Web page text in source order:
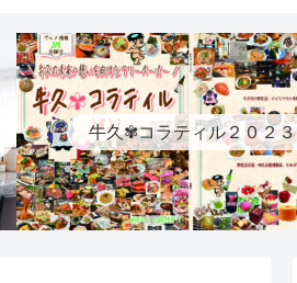
牛久✾コラティル２０２３